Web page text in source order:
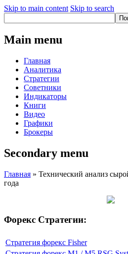
Skip to main content Skip to search
Main menu
Главная
Аналитика
Стратегии
Советники
Индикаторы
Книги
Видео
Графики
Брокеры
Secondary menu
Главная » Технический анализ
года
Форекс Стратегии:
Стратегия форекс Fisher